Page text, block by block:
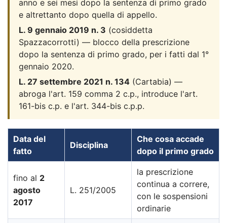
anno e sei mesi dopo la sentenza di primo grado
e altrettanto dopo quella di appello.
L. 9 gennaio 2019 n. 3 (cosiddetta
Spazzacorrotti) — blocco della prescrizione
dopo la sentenza di primo grado, per i fatti dal 1°
gennaio 2020.
L. 27 settembre 2021 n. 134 (Cartabia) —
abroga l'art. 159 comma 2 c.p., introduce l'art.
161-bis c.p. e l'art. 344-bis c.p.p.
Data del
fatto
Disciplina
Che cosa accade
dopo il primo grado
fino al 2
agosto
2017
L. 251/2005
la prescrizione
continua a correre,
con le sospensioni
ordinarie